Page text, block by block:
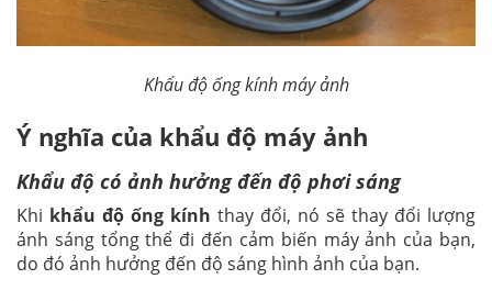
Khẩu độ ống kính máy ảnh
Ý nghĩa của khẩu độ máy ảnh
Khẩu độ có ảnh hưởng đến độ phơi sáng
Khi khẩu độ ống kính thay đổi, nó sẽ thay đổi lượng
ánh sáng tổng thể đi đến cảm biến máy ảnh của bạn,
do đó ảnh hưởng đến độ sáng hình ảnh của bạn.